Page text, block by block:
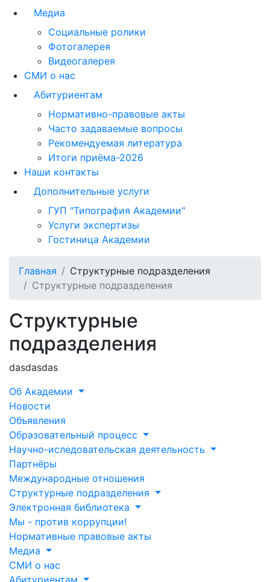
Медиа
Социальные ролики
Фотогалерея
Видеогалерея
СМИ о нас
Абитуриентам
Нормативно-правовые акты
Часто задаваемые вопросы
Рекомендуемая литература
Итоги приёма-2026
Наши контакты
Дополнительные услуги
ГУП "Типография Академии"
Услуги экспертизы
Гостиница Академии
Главная
Структурные подразделения
Структурные подразделения
Структурные
подразделения
dasdasdas
Об Академии
Новости
Объявления
Образовательный процесс
Научно-иследовательская деятельность
Партнёры
Международные отношения
Структурные подразделения
Электронная библиотека
Мы - против коррупции!
Нормативные правовые акты
Медиа
СМИ о нас
Абитуриентам